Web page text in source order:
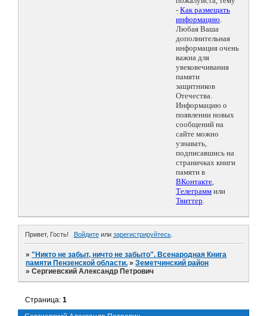
- Как размещать
информацию.
Любая Ваша
дополнительная
информация очень
важна для
увековечивания
памяти
защитников
Отечества.
Информацию о
появлении новых
сообщений на
сайте можно
узнавать,
подписавшись на
страничках книги
памяти в
ВКонтакте,
Телеграмм или
Твиттер.
Привет, Гость! Войдитеили зарегистрируйтесь.
»"Никто не забыт, ничто не забыто". Всенародная Книга
памяти Пензенской области. »Земетчинский район
»Сергиевский Александр Петрович
Страница:1